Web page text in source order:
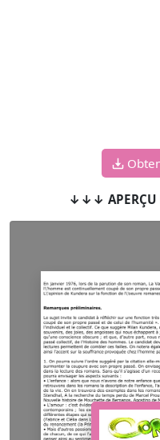
↓↓↓ APERÇU